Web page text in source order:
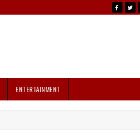
ENTERTAINMENT